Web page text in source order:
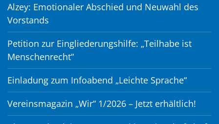
Alzey: Emotionaler Abschied und Neuwahl des
Vorstands
Petition zur Eingliederungshilfe: „Teilhabe ist
Menschenrecht“
Einladung zum Infoabend „Leichte Sprache“
Vereinsmagazin „Wir“ 1/2026 – Jetzt erhältlich!